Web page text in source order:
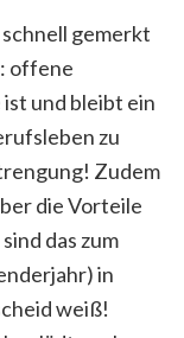
gemerkt
offene
und bleibt ein
zu
Zudem
die Vorteile
das zum
in
weiß!